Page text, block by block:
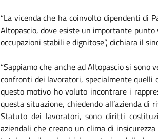
“La vicenda che ha coinvolto dipendenti di
Altopascio, dove esiste un importante
occupazioni stabili e dignitose”, dichiara il
“Sappiamo che anche ad Altopascio si
confronti dei lavoratori, specialmente quelli
questo motivo ho voluto incontrare i
questa situazione, chiedendo all’azienda
Statuto dei lavoratori, sono diritti
aziendali che creano un clima di